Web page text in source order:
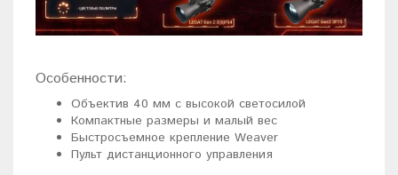
Особенности:
Объектив 40 мм с высокой светосилой
Компактные размеры и малый вес
Быстросъемное крепление Weaver
Пульт дистанционного управления